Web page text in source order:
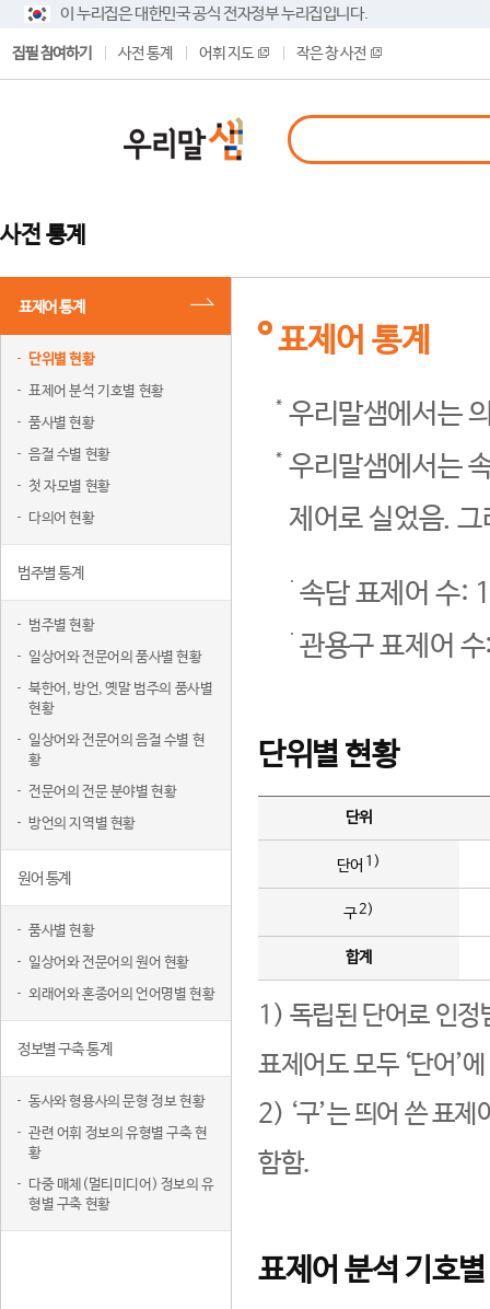
이 누리집은 대한민국 공식 전자정부 누리집입니다.
집필 참여하기 사전 통계 어휘 지도 작은 창 사전
사전 통계
표제어 통계
단위별 현황
표제어 분석 기호별 현황
품사별 현황
음절 수별 현황
첫 자모별 현황
다의어 현황
범주별 통계
범주별 현황
일상어와 전문어의 품사별 현황
북한어, 방언, 옛말 범주의 품사별
현황
일상어와 전문어의 음절 수별 현
황
전문어의 전문 분야별 현황
방언의 지역별 현황
원어 통계
품사별 현황
일상어와 전문어의 원어 현황
외래어와 혼종어의 언어명별 현황
정보별 구축 통계
동사와 형용사의 문형 정보 현황
관련 어휘 정보의 유형별 구축 현
황
다중 매체(멀티미디어) 정보의 유
형별 구축 현황
표제어 통계
우리말샘에서는
우리말샘에서는
제어로 실었음.
속담 표제어 수:
관용구 표제어
단위별 현황
단위
단어 1)
구2)
합계
1) 독립된 단어로 인정
표제어도 모두 ‘단어’
2) ‘구’는 띄어 쓴 표
함함.
표제어 분석 기호